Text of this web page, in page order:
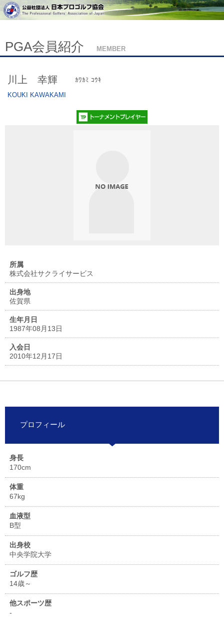
PGA会員紹介 MEMBER
川上 幸輝
ｶﾜｶﾐ ｺｳｷ
KOUKI KAWAKAMI
所属
株式会社サクライサービス
出身地
佐賀県
生年月日
1987年08月13日
入会日
2010年12月17日
プロフィール
身長
170cm
体重
67kg
血液型
B型
出身校
中央学院大学
ゴルフ歴
14歳～
他スポーツ歴
-